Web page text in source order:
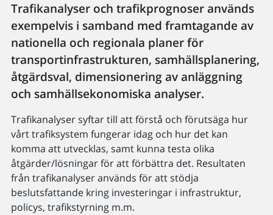
Trafikanalyser och trafikprognoser används
exempelvis i samband med framtagande av
nationella och regionala planer för
transportinfrastrukturen, samhällsplanering,
åtgärdsval, dimensionering av anläggning
och samhällsekonomiska analyser.
Trafikanalyser syftar till att förstå och förutsäga hur
vårt trafiksystem fungerar idag och hur det kan
komma att utvecklas, samt kunna testa olika
åtgärder/lösningar för att förbättra det. Resultaten
från trafikanalyser används för att stödja
beslutsfattande kring investeringar i infrastruktur,
policys, trafikstyrning m.m.